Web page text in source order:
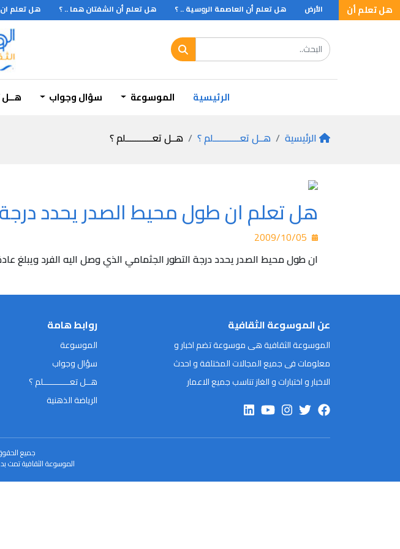
هل تعلم أن
هل تعلم الأرض هل تعلم أن العاصمة الروسية .. ؟ هل تعلم أن الشفتان هما .. ؟ هل تعلم ان
الرئيسية الموسوعة سؤال وجواب هــل
الرئيسية هــل تعـــــــــــلم ؟ هــل تعـــــــــــلم ؟
هل تعلم ان طول محيط الصدر يحدد درجة
ان طول محيط الصدر يحدد درجة التطور الجثمامي الذي وصل اليه الفرد ويبلغ
عن الموسوعة الثقافية
الموسوعة الثقافية هى موسوعة تضم اخبار و
معلومات فى جميع المجالات المختلفة و احدث
الاخبار و اختبارات و الغاز تناسب جميع الاعمار
روابط هامة
الموسوعة
سؤال وجواب
هــل تعـــــــــــلم ؟
الرياضة الذهنية
جميع
الموسوعة الثقافية تمت